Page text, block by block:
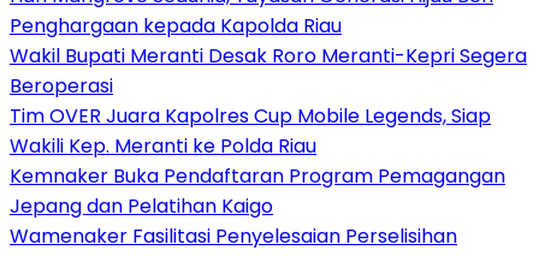
Penghargaan kepada Kapolda Riau
Wakil Bupati Meranti Desak Roro Meranti-Kepri Segera
Beroperasi
Tim OVER Juara Kapolres Cup Mobile Legends, Siap
Wakili Kep. Meranti ke Polda Riau
Kemnaker Buka Pendaftaran Program Pemagangan
Jepang dan Pelatihan Kaigo
Wamenaker Fasilitasi Penyelesaian Perselisihan